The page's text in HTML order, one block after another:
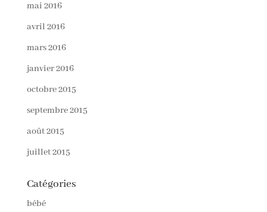
mai 2016
avril 2016
mars 2016
janvier 2016
octobre 2015
septembre 2015
août 2015
juillet 2015
Catégories
bébé